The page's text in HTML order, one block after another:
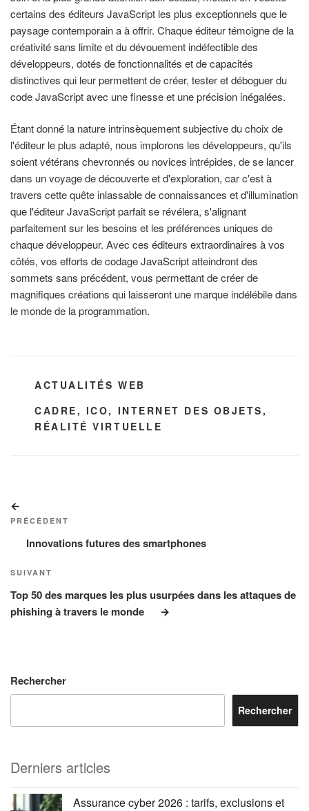
certains des éditeurs JavaScript les plus exceptionnels que le
paysage contemporain a à offrir. Chaque éditeur témoigne de la
créativité sans limite et du dévouement indéfectible des
développeurs, dotés de fonctionnalités et de capacités
distinctives qui leur permettent de créer, tester et déboguer du
code JavaScript avec une finesse et une précision inégalées.
Étant donné la nature intrinsèquement subjective du choix de
l'éditeur le plus adapté, nous implorons les développeurs, qu'ils
soient vétérans chevronnés ou novices intrépides, de se lancer
dans un voyage de découverte et d'exploration, car c'est à
travers cette quête inlassable de connaissances et d'illumination
que l'éditeur JavaScript parfait se révélera, s'alignant
parfaitement sur les besoins et les préférences uniques de
chaque développeur. Avec ces éditeurs extraordinaires à vos
côtés, vos efforts de codage JavaScript atteindront des
sommets sans précédent, vous permettant de créer de
magnifiques créations qui laisseront une marque indélébile dans
le monde de la programmation.
CATÉGORIES
ACTUALITÉS WEB
ÉTIQUETTES
CADRE , ICO, INTERNET DES OBJETS ,
RÉALITÉ VIRTUELLE
de
l’article
précédent
PRÉCÉDENT
Innovations futures des smartphones
Article
suivant
SUIVANT
Top 50 des marques les plus usurpées dans les attaques de
phishing à travers le monde
Rechercher
Rechercher
Derniers articles
Assurance cyber 2026 : tarifs, exclusions et